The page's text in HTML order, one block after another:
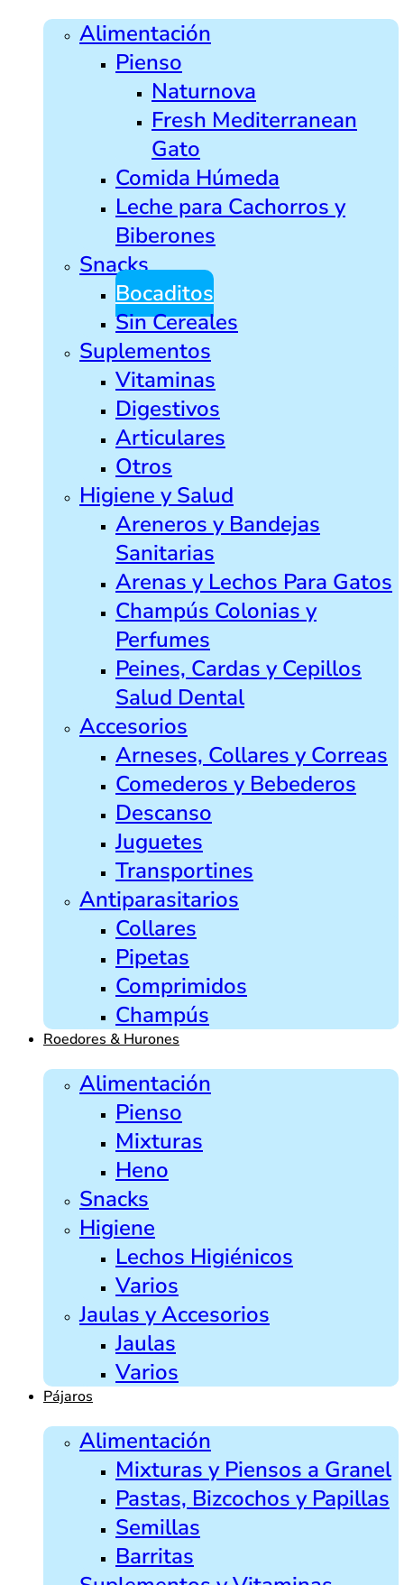
Alimentación
Pienso
Naturnova
Fresh Mediterranean
Gato
Comida Húmeda
Leche para Cachorros y
Biberones
Snacks
Bocaditos
Sin Cereales
Suplementos
Vitaminas
Digestivos
Articulares
Otros
Higiene y Salud
Areneros y Bandejas
Sanitarias
Arenas y Lechos Para Gatos
Champús Colonias y
Perfumes
Peines, Cardas y Cepillos
Salud Dental
Accesorios
Arneses, Collares y Correas
Comederos y Bebederos
Descanso
Juguetes
Transportines
Antiparasitarios
Collares
Pipetas
Comprimidos
Champús
Roedores & Hurones
Alimentación
Pienso
Mixturas
Heno
Snacks
Higiene
Lechos Higiénicos
Varios
Jaulas y Accesorios
Jaulas
Varios
Pájaros
Alimentación
Mixturas y Piensos a Granel
Pastas, Bizcochos y Papillas
Semillas
Barritas